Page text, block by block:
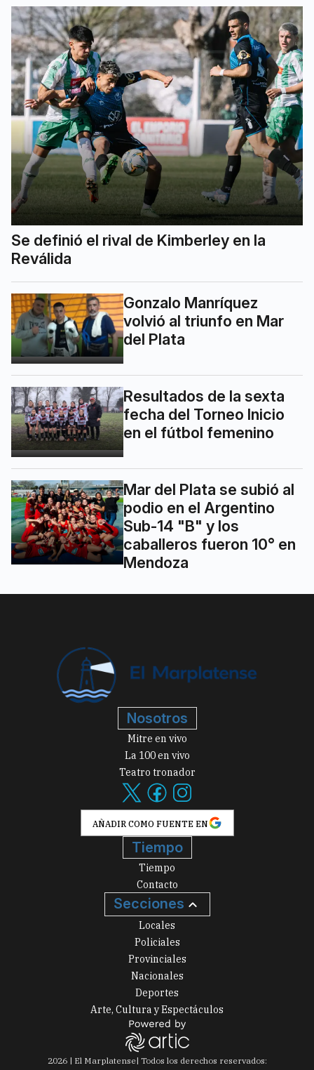
Se definió el rival de Kimberley en la
Reválida
Gonzalo Manríquez
volvió al triunfo en Mar
del Plata
Resultados de la sexta
fecha del Torneo Inicio
en el fútbol femenino
Mar del Plata se subió al
podio en el Argentino
Sub-14 "B" y los
caballeros fueron 10° en
Mendoza
Nosotros
Mitre en vivo
La 100 en vivo
Teatro tronador
AÑADIR COMO FUENTE EN
Tiempo
Tiempo
Contacto
Secciones
Locales
Policiales
Provinciales
Nacionales
Deportes
Arte, Cultura y Espectáculos
2026| El Marplatense| Todos los derechos reservados: